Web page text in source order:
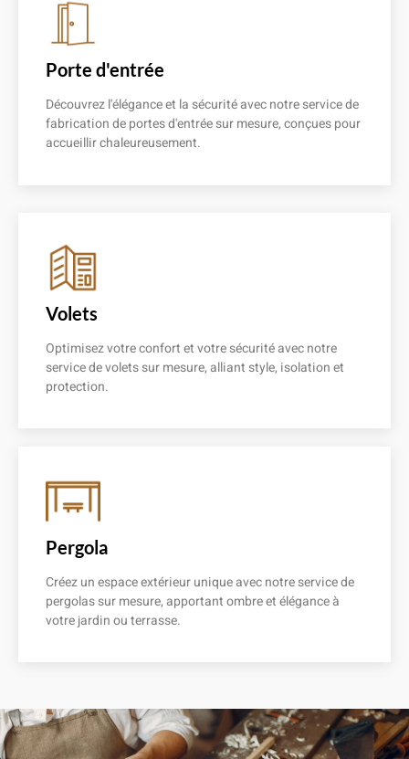
Porte d'entrée
Découvrez l'élégance et la sécurité avec notre service de
fabrication de portes d'entrée sur mesure, conçues pour
accueillir chaleureusement.
Volets
Optimisez votre confort et votre sécurité avec notre
service de volets sur mesure, alliant style, isolation et
protection.
Pergola
Créez un espace extérieur unique avec notre service de
pergolas sur mesure, apportant ombre et élégance à
votre jardin ou terrasse.